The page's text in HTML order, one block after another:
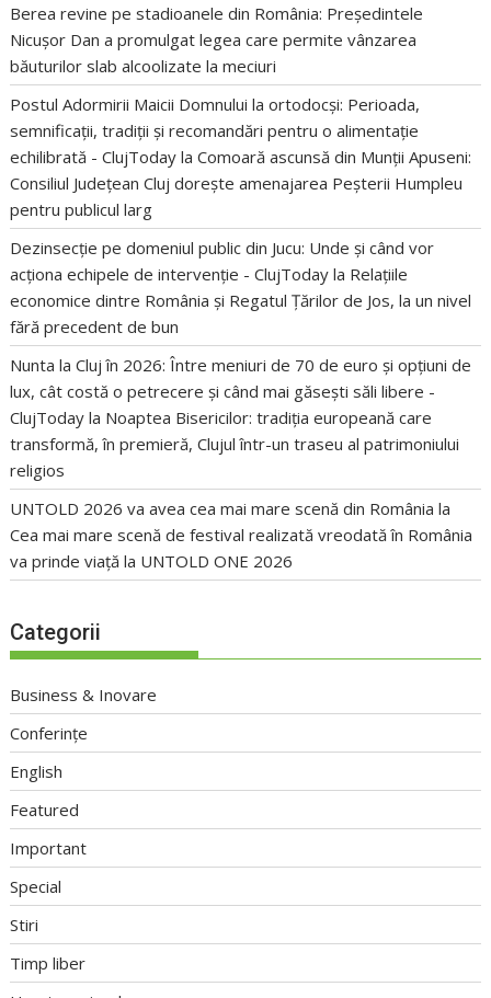
Berea revine pe stadioanele din România: Președintele
Nicușor Dan a promulgat legea care permite vânzarea
băuturilor slab alcoolizate la meciuri
Postul Adormirii Maicii Domnului la ortodocși: Perioada,
semnificații, tradiții și recomandări pentru o alimentație
echilibrată - ClujToday laComoară ascunsă din Munții Apuseni:
Consiliul Județean Cluj dorește amenajarea Peșterii Humpleu
pentru publicul larg
Dezinsecție pe domeniul public din Jucu: Unde și când vor
acționa echipele de intervenție - ClujToday la Relațiile
economice dintre România și Regatul Țărilor de Jos, la un nivel
fără precedent de bun
Nunta la Cluj în 2026: Între meniuri de 70 de euro și opțiuni de
lux, cât costă o petrecere și când mai găsești săli libere -
ClujToday la Noaptea Bisericilor: tradiția europeană care
transformă, în premieră, Clujul într-un traseu al patrimoniului
religios
UNTOLD 2026 va avea cea mai mare scenă din România la
Cea mai mare scenă de festival realizată vreodată în România
va prinde viață la UNTOLD ONE 2026
Categorii
Business & Inovare
Conferințe
English
Featured
Important
Special
Stiri
Timp liber